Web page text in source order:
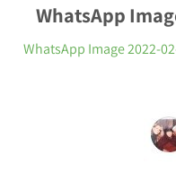
WhatsApp
WhatsApp Image 2022-